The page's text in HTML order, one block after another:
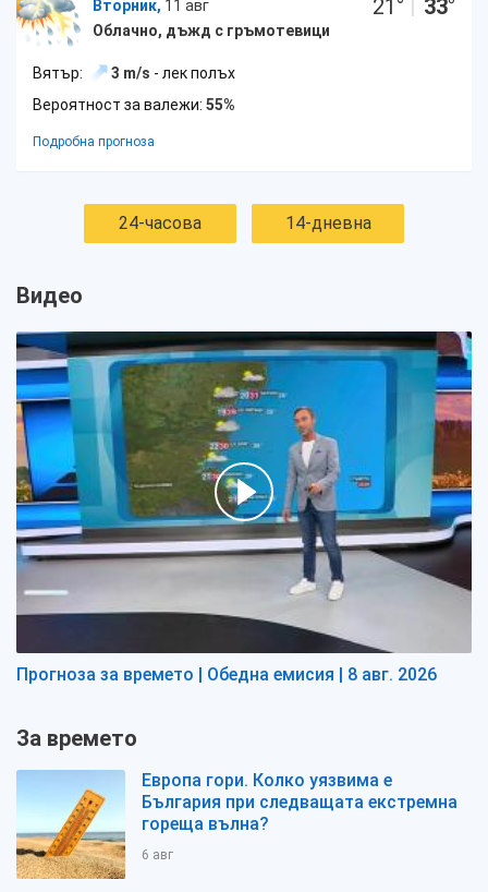
Вторник, 11 авг
Облачно, дъжд с гръмотевици
21 ° | 33°
Вятър: 3 m/s - лек полъх
Вероятност за валежи: 55%
Подробна прогноза
24-часова 14-дневна
Видео
Прогноза за времето | Обедна емисия | 8 авг. 2026
За времето
Европа гори. Колко уязвима е
България при следващата екстремна
гореща вълна?
6 авг